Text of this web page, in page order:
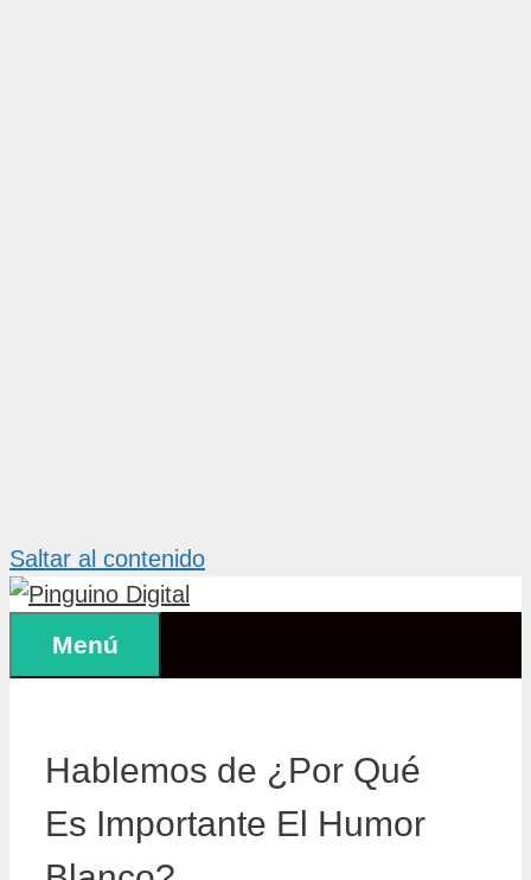
Saltar al contenido
Menú
Hablemos de ¿Por Qué
Es Importante El Humor